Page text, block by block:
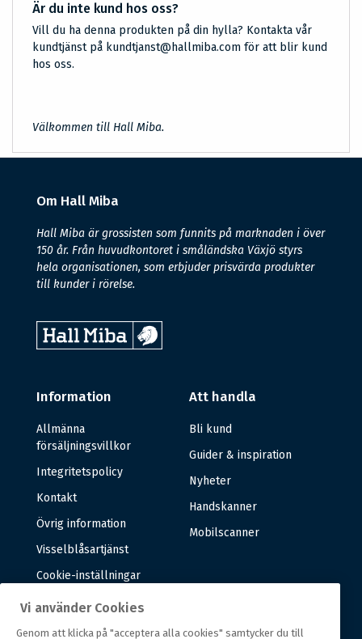
Är du inte kund hos oss?
Vill du ha denna produkten på din hylla? Kontakta vår
kundtjänst på kundtjanst@hallmiba.com för att blir kund
hos oss.
Välkommen till Hall Miba.
Om Hall Miba
Hall Miba är grossisten som funnits på marknaden i över
150 år. Från huvudkontoret i småländska Växjö styrs
hela organisationen, som erbjuder prisvärda produkter
till kunder i rörelse.
Information
Allmänna
försäljningsvillkor
Integritetspolicy
Kontakt
Övrig information
Visselblåsartjänst
Cookie-inställningar
Att handla
Bli kund
Guider & inspiration
Nyheter
Handskanner
Mobilscanner
Vi använder Cookies
Genom att klicka på "acceptera alla cookies" samtycker du till